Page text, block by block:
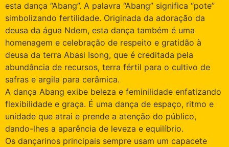
esta dança “Abang”. A palavra “Abang” significa “pote”
simbolizando fertilidade. Originada da adoração da
deusa da água Ndem, esta dança também é uma
homenagem e celebração de respeito e gratidão à
deusa da terra Abasi Isong, que é creditada pela
abundância de recursos, terra fértil para o cultivo de
safras e argila para cerâmica.
A dança Abang exibe beleza e feminilidade enfatizando
flexibilidade e graça. É uma dança de espaço, ritmo e
unidade que atrai e prende a atenção do público,
dando-lhes a aparência de leveza e equilíbrio.
Os dançarinos principais sempre usam um capacete